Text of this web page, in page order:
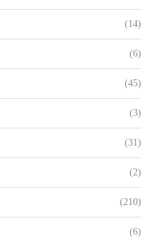
(14)
(6)
(45)
(3)
(31)
(2)
(210)
(6)